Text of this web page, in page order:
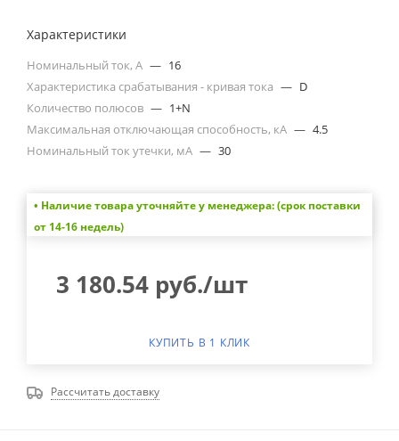
Характеристики
Номинальный ток, А — 16
Характеристика срабатывания - кривая тока — D
Количество полюсов — 1+N
Максимальная отключающая способность, кА — 4.5
Номинальный ток утечки, мА — 30
• Наличие товара уточняйте у менеджера: (срок поставки
от 14-16 недель)
3 180.54 руб./шт
КУПИТЬ В 1 КЛИК
Рассчитать доставку